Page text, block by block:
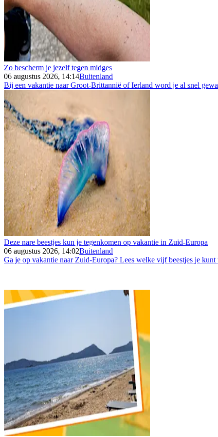
Zo bescherm je jezelf tegen midges
06 augustus 2026, 14:14Buitenland
Bij een vakantie naar Groot-Brittannië of Ierland word je al snel
Deze nare beestjes kun je tegenkomen op vakantie in Zuid-Europa
06 augustus 2026, 14:02Buitenland
Ga je op vakantie naar Zuid-Europa? Lees welke vijf beestjes je kunt